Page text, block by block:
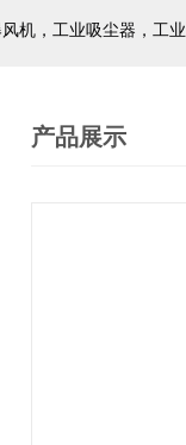
机，工业吸尘器，工
产品展示